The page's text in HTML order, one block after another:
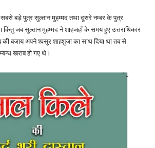
बड़े पुत्र सुल्तान मुहम्मद तथा दूसरे नम्बर के पुत्र
जब सुल्तान मुहम्मद ने शाहजहाँ के समय हुए उत्तराधिकार
बजाय अपने श्वसुर शाहशुजा का साथ दिया था तब से
खराब हो गए थे।